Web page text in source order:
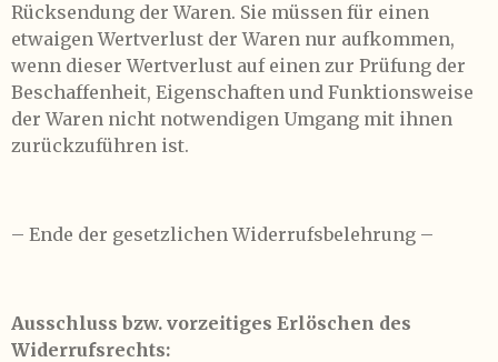
Rücksendung der Waren. Sie müssen für einen
etwaigen Wertverlust der Waren nur aufkommen,
wenn dieser Wertverlust auf einen zur Prüfung der
Beschaffenheit, Eigenschaften und Funktionsweise
der Waren nicht notwendigen Umgang mit ihnen
zurückzuführen ist.
– Ende der gesetzlichen Widerrufsbelehrung –
Ausschluss bzw. vorzeitiges Erlöschen des
Widerrufsrechts: